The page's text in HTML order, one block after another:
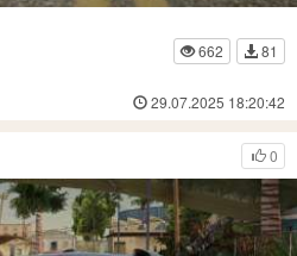
662
81
29.07.2025 18:20:42
0